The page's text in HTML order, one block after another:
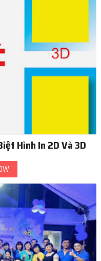
Hình In 2D Và 3D